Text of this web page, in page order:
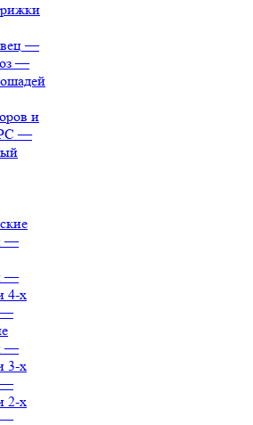
—
—
и
—
—
—
4-х
—
—
3-х
—
2-х
—